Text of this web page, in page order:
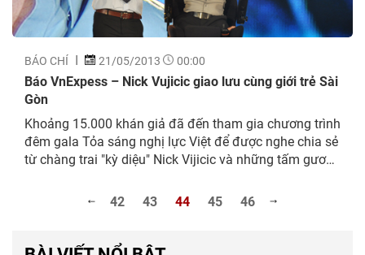
BÁO CHÍ 21/05/2013 00:00
Báo VnExpess – Nick Vujicic giao lưu cùng giới trẻ Sài
Gòn
Khoảng 15.000 khán giả đã đến tham gia chương trình
đêm gala Tỏa sáng nghị lực Việt để được nghe chia sẻ
từ chàng trai "kỳ diệu" Nick Vijicic và những tấm gương
42
43 44 45 46